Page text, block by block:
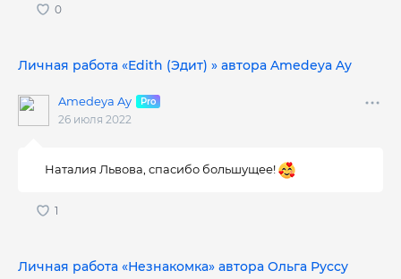
Личная работа «Edith (Эдит) » автора Amedeya Ay
Amedeya Ay
26 июля 2022
Наталия Львова, спасибо большущее!
Личная работа «Незнакомка» автора Ольга Руссу